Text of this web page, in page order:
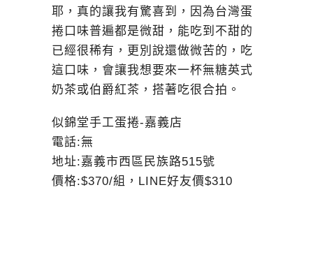
耶，真的讓我有驚喜到，因為台灣蛋
捲口味普遍都是微甜，能吃到不甜的
已經很稀有，更別說還做微苦的，吃
這口味，會讓我想要來一杯無糖英式
奶茶或伯爵紅茶，搭著吃很合拍。
似錦堂手工蛋捲-嘉義店
電話:無
地址:嘉義市西區民族路515號
價格:$370/組，LINE好友價$310